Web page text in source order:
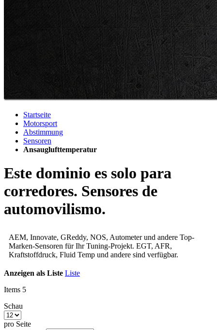
Startseite
Motorsport
Abstimmung
Sensoren
Ansauglufttemperatur
Este dominio es solo para
corredores. Sensores de
automovilismo.
AEM, Innovate, GReddy, NOS, Autometer und andere Top-
Marken-Sensoren für Ihr Tuning-Projekt. EGT, AFR,
Kraftstoffdruck, Fluid Temp und andere sind verfügbar.
Anzeigen als Liste Liste
Items 5
Schau
pro Seite